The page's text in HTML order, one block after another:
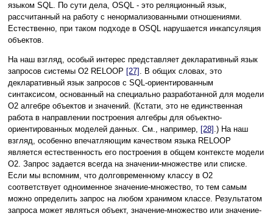
языком SQL. По сути дела, OSQL - это реляционный язык,
рассчитанный на работу с ненормализованными отношениями.
Естественно, при таком подходе в OSQL нарушается инкапсуляция
объектов.
На наш взгляд, особый интерес представляет декларативный язык
запросов системы O2 RELOOP [27] . В общих словах, это
декларативный язык запросов с SQL-ориентированным
синтаксисом, основанный на специально разработанной для модели
O2 алгебре объектов и значений. (Кстати, это не единственная
работа в направлении построения алгебры для объектно-
ориентированных моделей данных. См., например, [28] .) На наш
взгляд, особенно впечатляющим качеством языка RELOOP
является естественность его построения в общем контексте модели
O2. Запрос задается всегда на значении-множестве или списке.
Если мы вспомним, что долговременному классу в O2
соответствует одноименное значение-множество, то тем самым
можно определить запрос на любом хранимом классе. Результатом
запроса может являться объект, значение-множество или значение-